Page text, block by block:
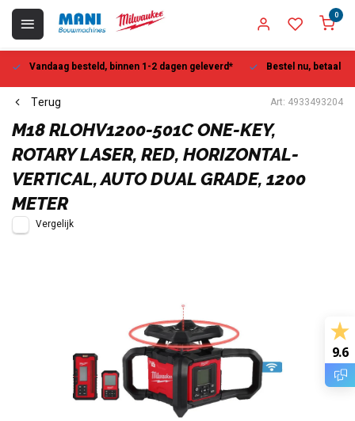
0
Vandaag besteld, binnen 1-2 dagen geleverd* Bestel nu, betaal
Terug Art: 4933493204
M18 RLOHV1200-501C ONE-KEY,
ROTARY LASER, RED, HORIZONTAL-
VERTICAL, AUTO DUAL GRADE, 1200
METER
Vergelijk
9.6